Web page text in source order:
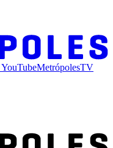
YouTubeMetrópolesTV